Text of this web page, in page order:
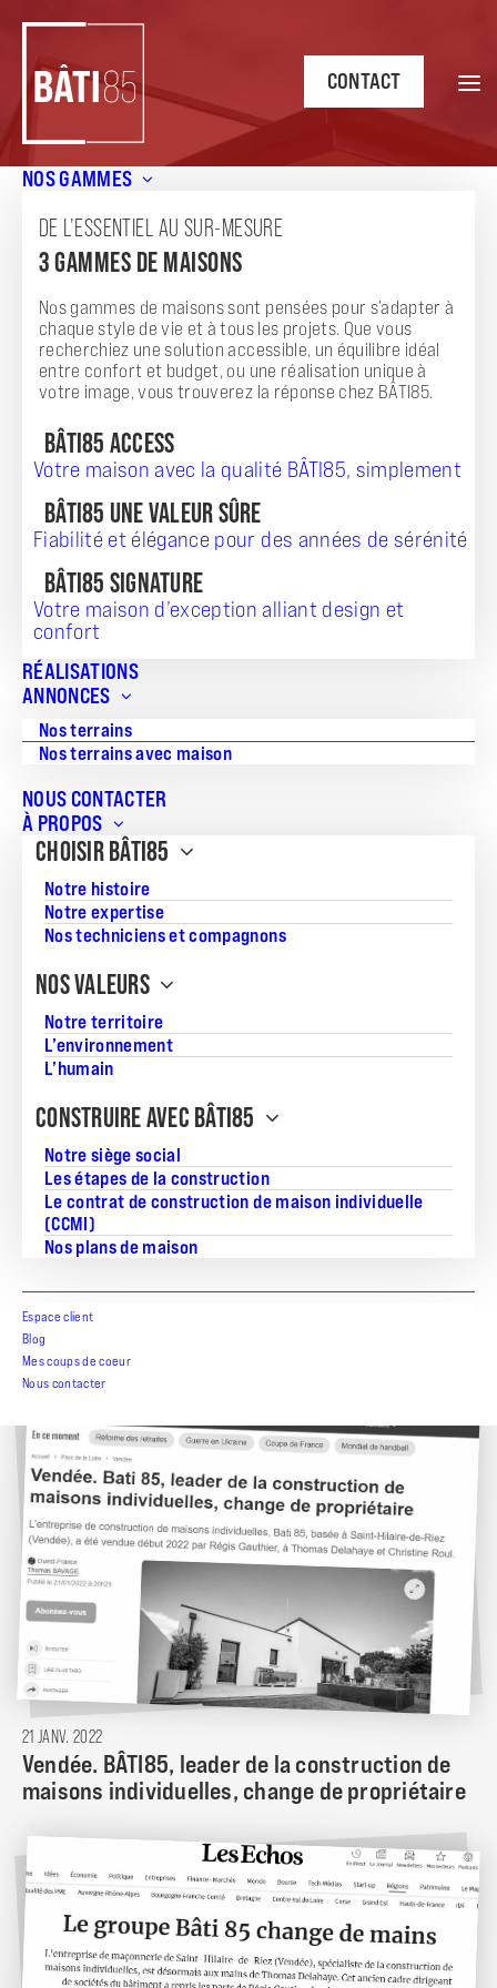
NOS GAMMES
DE L’ESSENTIEL AU SUR-MESURE
3 GAMMES DE MAISONS
Nos gammes de maisons sont pensées pour s’adapter à
chaque style de vie et à tous les projets. Que vous
recherchiez une solution accessible, un équilibre idéal
entre confort et budget, ou une réalisation unique à
votre image, vous trouverez la réponse chez BÂTI85.
BÂTI85 ACCESS
Votre maison avec la qualité BÂTI85, simplement
BÂTI85 UNE VALEUR SÛRE
Fiabilité et élégance pour des années de sérénité
BÂTI85 SIGNATURE
Votre maison d’exception alliant design et
confort
RÉALISATIONS
ANNONCES
Nos terrains
Nos terrains avec maison
NOUS CONTACTER
À PROPOS
CHOISIR BÂTI85
Notre histoire
Notre expertise
Nos techniciens et compagnons
NOS VALEURS
Notre territoire
L’environnement
L’humain
CONSTRUIRE AVEC BÂTI85
Notre siège social
Les étapes de la construction
Le contrat de construction de maison individuelle
(CCMI)
Nos plans de maison
CONTACT
Espace client
Blog
Mes coups de coeur
Nous contacter
PRESSE
EN QUELQUES MOTS
VOUS SOUHAITEZ PARLER DE NOUS ?
Vous trouverez ci-dessous les derniers articles de presse
qui parlent de BÂTI85, et également toutes les ressources
nécessaires pour que vous puissiez intégrer notre marque à
vos communications.
Pour toutes questions, n’hésitez pas à nous contacter.
Vous désirez écrire à nos équipes par e-mail ? N’hésitez pas
à nous en faire la demande à
Voir notre page Contact
LES DERNIERS ARTICLES
BÂTI85 DANS LA PRESSE
Thomas Delahaye : "BÂTI85 est capable de se
développer plus encore"
28 JANV. 2022
Vendée. BÂTI85, leader de la construction de
maisons individuelles, change de propriétaire
21 JANV. 2022